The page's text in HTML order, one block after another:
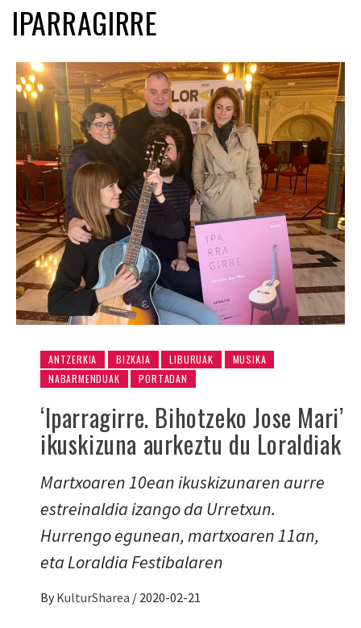
IPARRAGIRRE
ANTZERKIA BIZKAIA LIBURUAK
MUSIKA
NABARMENDUAK
PORTADAN
‘Iparragirre. Bihotzeko Jose Mari’
ikuskizuna aurkeztu du Loraldiak
Martxoaren 10ean ikuskizunaren aurre
estreinaldia izango da Urretxun.
Hurrengo egunean, martxoaren 11an,
eta Loraldia Festibalaren
By KulturSharea / 2020-02-21